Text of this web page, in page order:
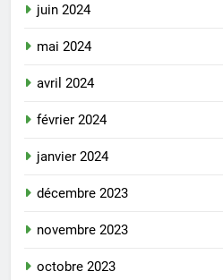
juin 2024
mai 2024
avril 2024
février 2024
janvier 2024
décembre 2023
novembre 2023
octobre 2023